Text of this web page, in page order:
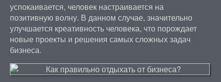
успокаивается, человек настраивается на
позитивную волну. В данном случае, значительно
улучшается креативность человека, что порождает
новые проекты и решения самых сложных задач
бизнеса.